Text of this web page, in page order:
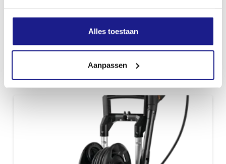
Alles toestaan
Aanpassen
RE 130 PLUS